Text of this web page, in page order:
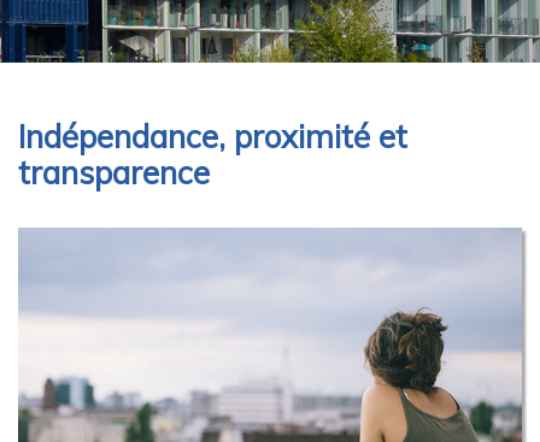
Indépendance, proximité et
transparence